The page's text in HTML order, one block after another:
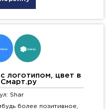
логотипом, цвет в
Shar
более позитивное,